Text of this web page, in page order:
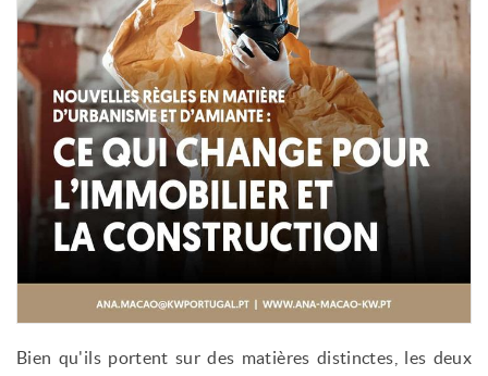
Bien qu'ils portent sur des matières distinctes, les deux